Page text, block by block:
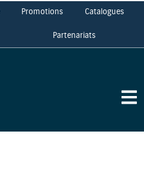
Promotions Catalogues
Partenariats